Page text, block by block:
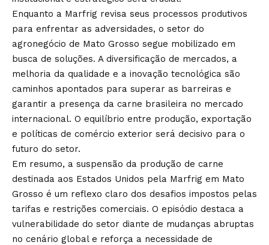
Enquanto a Marfrig revisa seus processos produtivos
para enfrentar as adversidades, o setor do
agronegócio de Mato Grosso segue mobilizado em
busca de soluções. A diversificação de mercados, a
melhoria da qualidade e a inovação tecnológica são
caminhos apontados para superar as barreiras e
garantir a presença da carne brasileira no mercado
internacional. O equilíbrio entre produção, exportação
e políticas de comércio exterior será decisivo para o
futuro do setor.
Em resumo, a suspensão da produção de carne
destinada aos Estados Unidos pela Marfrig em Mato
Grosso é um reflexo claro dos desafios impostos pelas
tarifas e restrições comerciais. O episódio destaca a
vulnerabilidade do setor diante de mudanças abruptas
no cenário global e reforça a necessidade de